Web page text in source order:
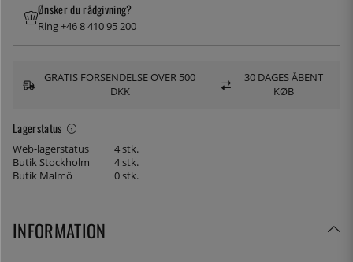
Lagerstatus
Web-lagerstatus
4 stk.
Butik Stockholm
4 stk.
Butik Malmö
0 stk.
Ønsker du rådgivning?
Ring +46 8 410 95 200
GRATIS FORSENDELSE OVER 500
DKK
30 DAGES ÅBENT
KØB
INFORMATION